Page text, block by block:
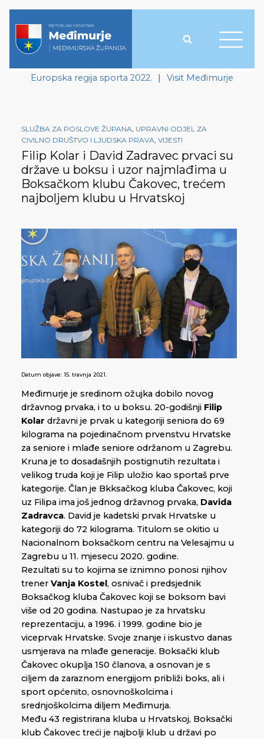
Europska regija sporta 2022. | Visit Međimurje
SLUŽBA ZA POSLOVE ŽUPANA, UPRAVNI ODJEL ZA
CIVILNO DRUŠTVO I LJUDSKA PRAVA, VIJESTI
Filip Kolar i David Zadravec prvaci su
države u boksu i uzor najmlađima u
Boksačkom klubu Čakovec, trećem
najboljem klubu u Hrvatskoj
Datum objave: 15. travnja 2021.
Međimurje je sredinom ožujka dobilo novog
državnog prvaka, i to u boksu. 20-godišnji Filip
Kolar državni je prvak u kategoriji seniora do 69
kilograma na pojedinačnom prvenstvu Hrvatske
za seniore i mlađe seniore održanom u Zagrebu.
Kruna je to dosadašnjih postignutih rezultata i
velikog truda koji je Filip uložio kao sportaš prve
kategorije. Član je Bkksačkog kluba Čakovec, koji
uz Filipa ima još jednog državnog prvaka, Davida
Zadravca. David je kadetski prvak Hrvatske u
kategoriji do 72 kilograma. Titulom se okitio u
Nacionalnom boksačkom centru na Velesajmu u
Zagrebu u 11. mjesecu 2020. godine.
Rezultati su to kojima se iznimno ponosi njihov
trener Vanja Kostel , osnivač i predsjednik
Boksačkog kluba Čakovec koji se boksom bavi
više od 20 godina. Nastupao je za hrvatsku
reprezentaciju, a 1996. i 1999. godine bio je
viceprvak Hrvatske. Svoje znanje i iskustvo danas
usmjerava na mlađe generacije. Boksački klub
Čakovec okuplja 150 članova, a osnovan je s
ciljem da zaraznom energijom približi boks, ali i
sport općenito, osnovnoškolcima i
srednjoškolcima diljem Međimurja.
Među 43 registrirana kluba u Hrvatskoj, Boksački
klub Čakovec treći je najbolji klub u državi po